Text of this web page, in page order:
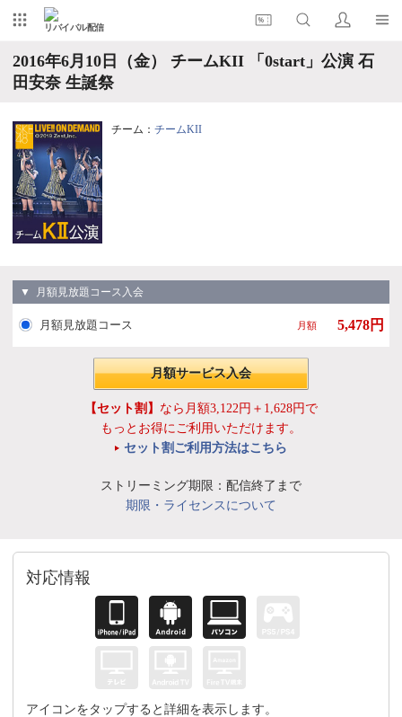
リバイバル配信
2016年6月10日（金） チームKII 「0start」公演 石
田安奈 生誕祭
チーム： チームKII
▼ 月額見放題コース入会
月額見放題コース 月額 5,478円
月額サービス入会
【セット割】 なら月額3,122円＋1,628円で
もっとお得にご利用いただけます。
セット割ご利用方法はこちら
ストリーミング期限：配信終了まで
期限・ライセンスについて
対応情報
アイコンをタップすると詳細を表示します。